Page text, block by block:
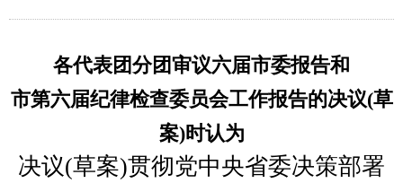
各代表团分团审议六届市委报告和
市第六届纪律检查委员会工作报告的决议(草
案)时认为
决议(草案)贯彻党中央省委决策部署